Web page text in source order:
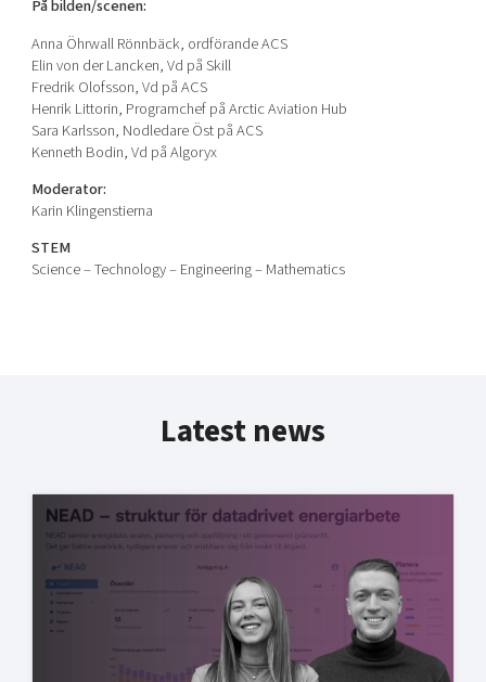
På bilden/scenen:
Anna Öhrwall Rönnbäck, ordförande ACS
Elin von der Lancken, Vd på Skill
Fredrik Olofsson, Vd på ACS
Henrik Littorin, Programchef på Arctic Aviation Hub
Sara Karlsson, Nodledare Öst på ACS
Kenneth Bodin, Vd på Algoryx
Moderator:
Karin Klingenstierna
STEM
Science – Technology – Engineering – Mathematics
Latest news